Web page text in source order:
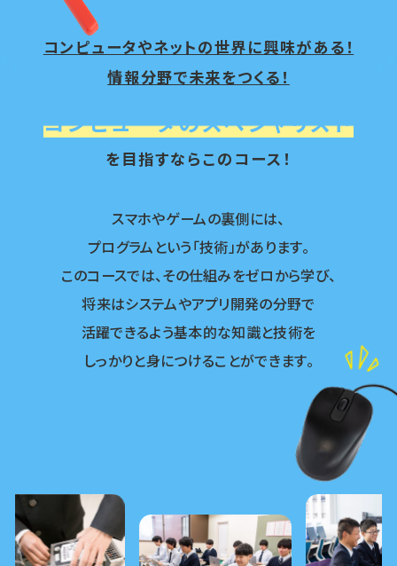
コンピュータやネットの世界に興味がある！
情報分野で未来をつくる！
コンピュータのスペシャリスト
を目指すならこのコース！
スマホやゲームの裏側には、
プログラムという「技術」があります。
このコースでは、その仕組みをゼロから学び、
将来はシステムやアプリ開発の分野で
活躍できるよう基本的な知識と技術を
しっかりと身につけることができます。